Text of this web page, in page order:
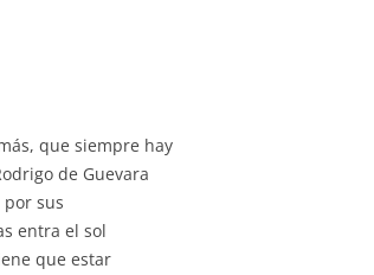
que siempre hay
de Guevara
sus
entra el sol
que estar